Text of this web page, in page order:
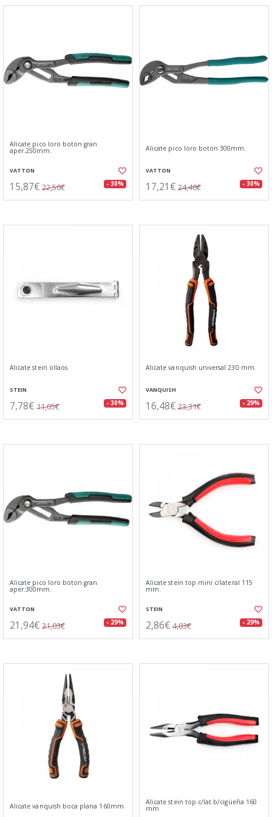
Alicate pico loro boton gran
aper.250mm.
VATTON
15,87€ 22,56€ - 30%
Alicate pico loro boton 300mm.
VATTON
17,21€ 24,46€ - 30%
Alicate stein ollaos
STEIN
7,78€ 11,05€ - 30%
Alicate vanquish universal 230 mm.
VANQUISH
16,48€ 23,31€ - 29%
Alicate pico loro boton gran
aper.300mm.
VATTON
21,94€ 31,03€ - 29%
Alicate stein top mini c/lateral 115
mm.
STEIN
2,86€ 4,03€ - 29%
Alicate vanquish boca plana 160mm. Alicate stein top c/lat.b/cigüeña 160
mm